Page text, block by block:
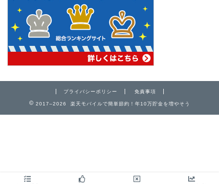
プライバシーポリシー 免責事項
2017–2026 楽天モバイルで簡単節約！年10万貯金を増やそう